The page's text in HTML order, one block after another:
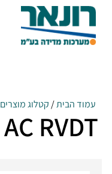
עמוד הבית/ קטלוג מוצרים
AC RVDT